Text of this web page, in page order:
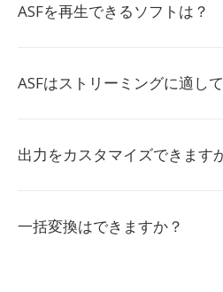
ASFを再生できるソフトは？
ASFはストリーミングに適し
出力をカスタマイズできます
一括変換はできますか？